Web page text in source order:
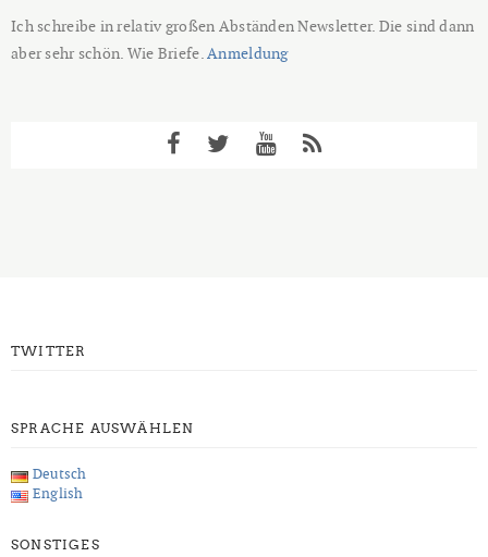
Ich schreibe in relativ großen Abständen Newsletter. Die sind dann
aber sehr schön. Wie Briefe.Anmeldung
TWITTER
SPRACHE AUSWÄHLEN
Deutsch
English
SONSTIGES